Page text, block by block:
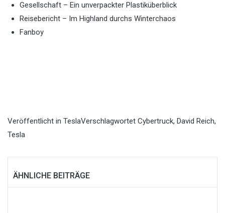
Gesellschaft – Ein unverpackter Plastiküberblick
Reisebericht – Im Highland durchs Winterchaos
Fanboy
Veröffentlicht in TeslaVerschlagwortet Cybertruck, David Reich,
Tesla
ÄHNLICHE BEITRÄGE